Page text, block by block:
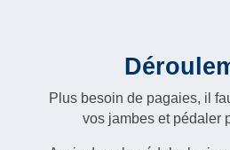
Plus besoin de pagaies, il
vos jambes et pédaler